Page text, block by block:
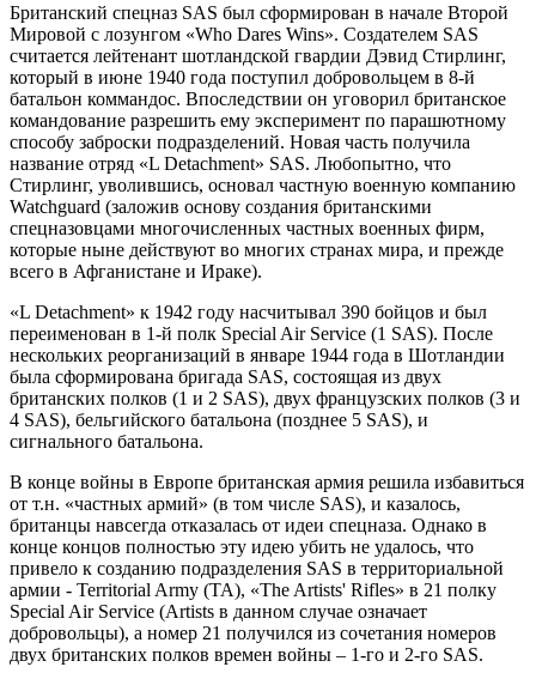
Британский спецназ SAS был сформирован в начале Второй
Мировой с лозунгом «Who Dares Wins». Создателем SAS
считается лейтенант шотландской гвардии Дэвид Стирлинг,
который в июне 1940 года поступил добровольцем в 8-й
батальон коммандос. Впоследствии он уговорил британское
командование разрешить ему эксперимент по парашютному
способу заброски подразделений. Новая часть получила
название отряд «L Detachment» SAS. Любопытно, что
Стирлинг, уволившись, основал частную военную компанию
Watchguard (заложив основу создания британскими
спецназовцами многочисленных частных военных фирм,
которые ныне действуют во многих странах мира, и прежде
всего в Афганистане и Ираке).
«L Detachment» к 1942 году насчитывал 390 бойцов и был
переименован в 1-й полк Special Air Service (1 SAS). После
нескольких реорганизаций в январе 1944 года в Шотландии
была сформирована бригада SAS, состоящая из двух
британских полков (1 и 2 SAS), двух французских полков (3 и
4 SAS), бельгийского батальона (позднее 5 SAS), и
сигнального батальона.
В конце войны в Европе британская армия решила избавиться
от т.н. «частных армий» (в том числе SAS), и казалось,
британцы навсегда отказалась от идеи спецназа. Однако в
конце концов полностью эту идею убить не удалось, что
привело к созданию подразделения SAS в территориальной
армии - Territorial Army (TA), «The Artists' Rifles» в 21 полку
Special Air Service (Artists в данном случае означает
добровольцы), а номер 21 получился из сочетания номеров
двух британских полков времен войны – 1-го и 2-го SAS.